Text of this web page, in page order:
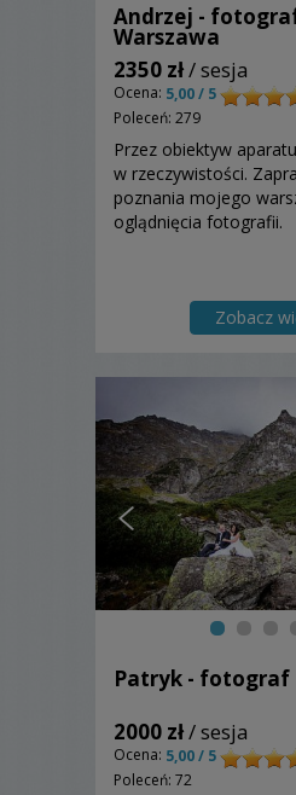
Andrzej -
Warszawa
2350 zł/ sesja
Ocena: 5,00 / 5
Poleceń: 279
Przez obiektyw
w rzeczywistości.
poznania mojego
oglądnięcia fotografii.
Zobacz
Patryk - fotograf
2000 zł/ sesja
Ocena: 5,00 / 5
Poleceń: 72